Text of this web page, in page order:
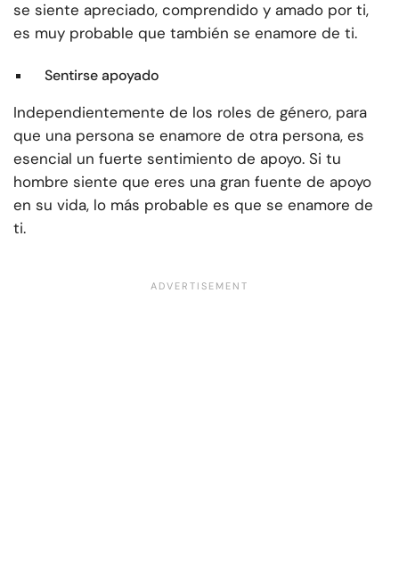
se siente apreciado, comprendido y amado por ti,
es muy probable que también se enamore de ti.
Sentirse apoyado
Independientemente de los roles de género, para
que una persona se enamore de otra persona, es
esencial un fuerte sentimiento de apoyo. Si tu
hombre siente que eres una gran fuente de apoyo
en su vida, lo más probable es que se enamore de
ti.